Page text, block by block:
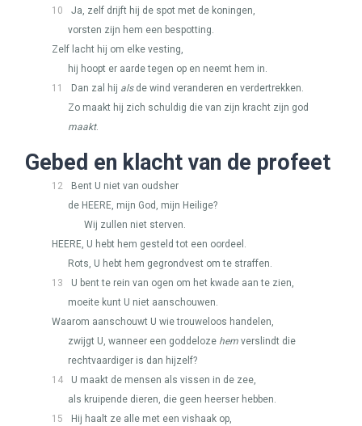
10
Ja, zelf drijft hij de spot met de koningen,
vorsten zijn hem een bespotting.
Zelf lacht hij om elke vesting,
hij hoopt er aarde tegen op en neemt hem in.
11
Dan zal hij alsde wind veranderen en verdertrekken.
Zo maakt hij zich schuldig die van zijn kracht zijn god
maakt.
Gebed en klacht van de profeet
12
Bent U niet van oudsher
de HEERE, mijn God, mijn Heilige?
Wij zullen niet sterven.
HEERE, U hebt hem gesteld tot een oordeel.
Rots, U hebt hem gegrondvest om te straffen.
13
U bent te rein van ogen om het kwade aan te zien,
moeite kunt U niet aanschouwen.
Waarom aanschouwt U wie trouweloos handelen,
zwijgt U, wanneer een goddeloze hem verslindt die
rechtvaardiger is dan hijzelf?
14
U maakt de mensen als vissen in de zee,
als kruipende dieren, die geen heerser hebben.
15
Hij haalt ze alle met een vishaak op,